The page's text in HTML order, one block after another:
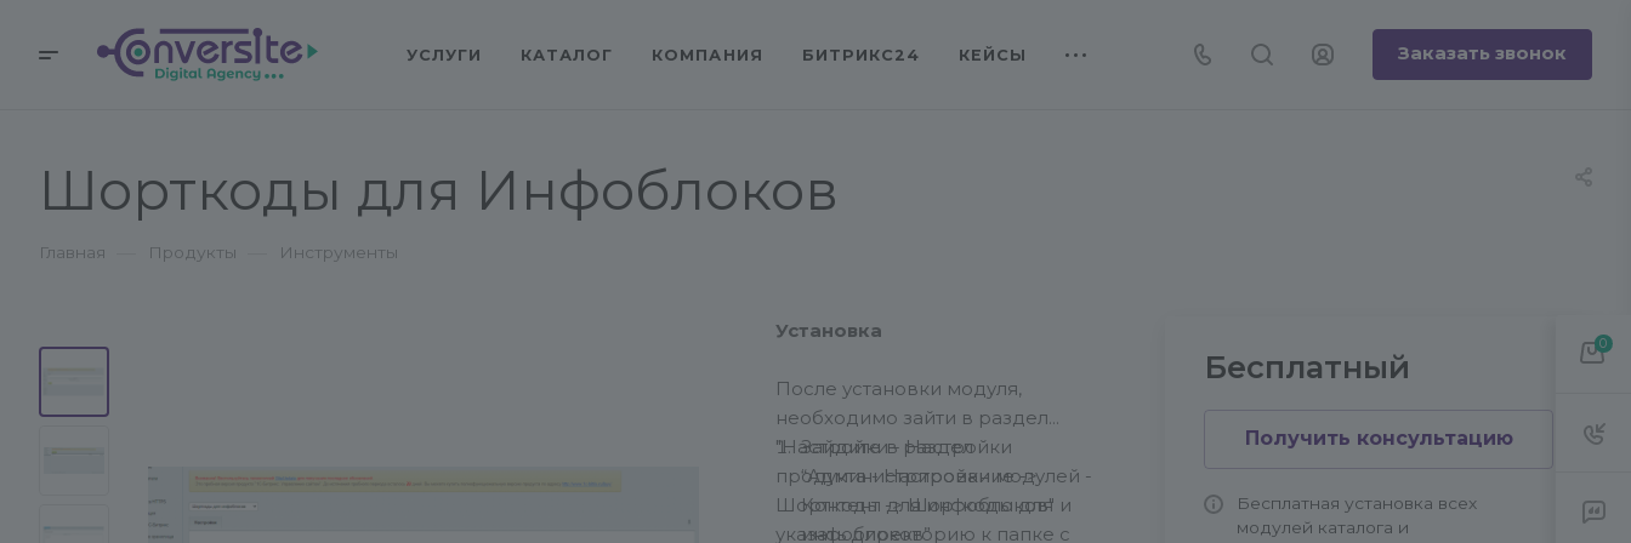
УСЛУГИ КАТАЛОГ КОМПАНИЯ БИТРИКС24 КЕЙСЫ Заказать звонок
Шорткоды для Инфоблоков
Главная Продукты Инструменты
Бесплатный
Получить консультацию
Бесплатная установка всех
модулей каталога и
Установка
После установки модуля,
необходимо зайти в раздел
"Настройки - Настройки
продукта - Настройки модулей -
Шорткоды для инфоблоков" и
указать директорию к папке с
Зайдите в раздел
“Администрирование ->
Контент -> Шорткоды для
инфоблоков”
0